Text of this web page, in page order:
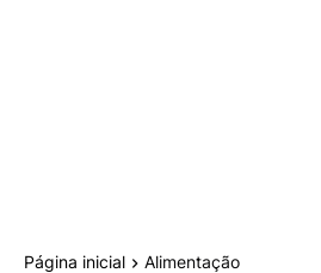
Página inicial Alimentação